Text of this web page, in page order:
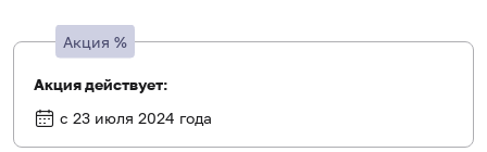
Акция %
Акция действует:
с 23 июля 2024 года